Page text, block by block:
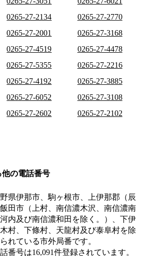
0265-27-2134
0265-27-2770
0265-27-2001
0265-27-3168
0265-27-4519
0265-27-4478
0265-27-5355
0265-27-2216
0265-27-4192
0265-27-3885
0265-27-6052
0265-27-3108
0265-27-2602
0265-27-2102
他の電話番号
県伊那市、駒ヶ根市、上伊那郡（辰
田市（上村、南信濃木沢、南信濃南
内及び南信濃和田を除く。）、下伊
村、下條村、天龍村及び泰阜村を除
れている市外局番です。
番号は16,091件登録されています。